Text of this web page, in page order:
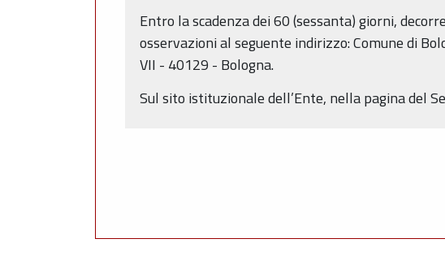
Entro la scadenza dei 60 (sessanta) giorni,
osservazioni al seguente indirizzo: Comune di
VII - 40129 - Bologna.
Sul sito istituzionale dell’Ente, nella pagina del